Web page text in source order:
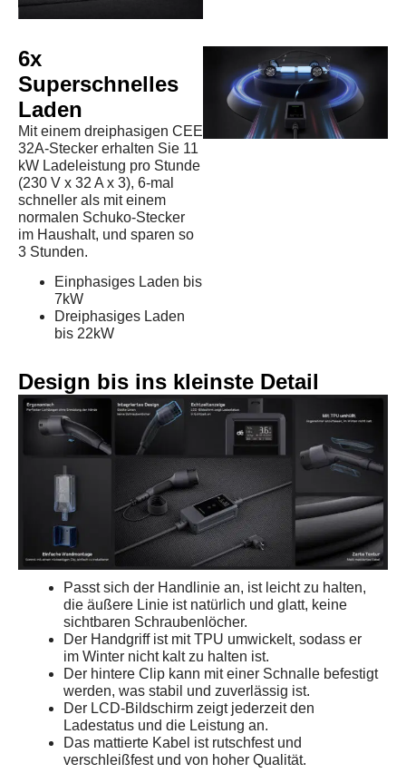
6x
Superschnelles
Laden
Mit einem dreiphasigen CEE
32A-Stecker erhalten Sie 11
kW Ladeleistung pro Stunde
(230 V x 32 A x 3), 6-mal
schneller als mit einem
normalen Schuko-Stecker
im Haushalt, und sparen so
3 Stunden.
Einphasiges Laden bis
7kW
Dreiphasiges Laden
bis 22kW
Design bis ins kleinste Detail
Passt sich der Handlinie an, ist leicht zu halten,
die äußere Linie ist natürlich und glatt, keine
sichtbaren Schraubenlöcher.
Der Handgriff ist mit TPU umwickelt, sodass er
im Winter nicht kalt zu halten ist.
Der hintere Clip kann mit einer Schnalle befestigt
werden, was stabil und zuverlässig ist.
Der LCD-Bildschirm zeigt jederzeit den
Ladestatus und die Leistung an.
Das mattierte Kabel ist rutschfest und
verschleißfest und von hoher Qualität.